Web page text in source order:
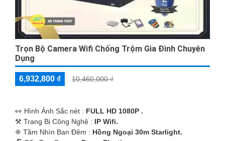
Trọn Bộ Camera Wifi Chống Trộm Gia Đình Chuyên
Dụng
6,932,800 ₫ 10,460,000 ₫
️👀 Hình Ảnh Sắc nét : FULL HD 1080P .
⚒ Trang Bị Công Nghệ : IP Wifi.
❈ Tầm Nhìn Ban Đêm : Hồng Ngoại 30m Starlight.